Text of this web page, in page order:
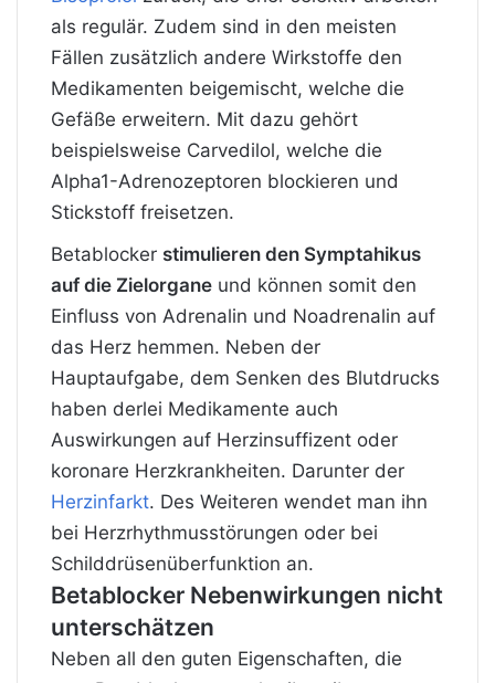
als regulär. Zudem sind in den meisten
Fällen zusätzlich andere Wirkstoffe den
Medikamenten beigemischt, welche die
Gefäße erweitern. Mit dazu gehört
beispielsweise Carvedilol, welche die
Alpha1-Adrenozeptoren blockieren und
Stickstoff freisetzen.
Betablocker stimulieren den Symptahikus
auf die Zielorgane und können somit den
Einfluss von Adrenalin und Noadrenalin auf
das Herz hemmen. Neben der
Hauptaufgabe, dem Senken des Blutdrucks
haben derlei Medikamente auch
Auswirkungen auf Herzinsuffizent oder
koronare Herzkrankheiten. Darunter der
Herzinfarkt. Des Weiteren wendet man ihn
bei Herzrhythmusstörungen oder bei
Schilddrüsenüberfunktion an.
Betablocker Nebenwirkungen nicht
unterschätzen
Neben all den guten Eigenschaften, die